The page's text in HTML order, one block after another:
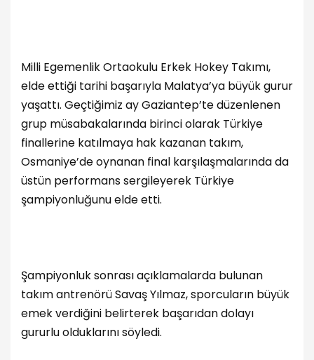
Milli Egemenlik Ortaokulu Erkek Hokey Takımı,
elde ettiği tarihi başarıyla Malatya’ya büyük gurur
yaşattı. Geçtiğimiz ay Gaziantep’te düzenlenen
grup müsabakalarında birinci olarak Türkiye
finallerine katılmaya hak kazanan takım,
Osmaniye’de oynanan final karşılaşmalarında da
üstün performans sergileyerek Türkiye
şampiyonluğunu elde etti.
Şampiyonluk sonrası açıklamalarda bulunan
takım antrenörü Savaş Yılmaz, sporcuların büyük
emek verdiğini belirterek başarıdan dolayı
gururlu olduklarını söyledi.